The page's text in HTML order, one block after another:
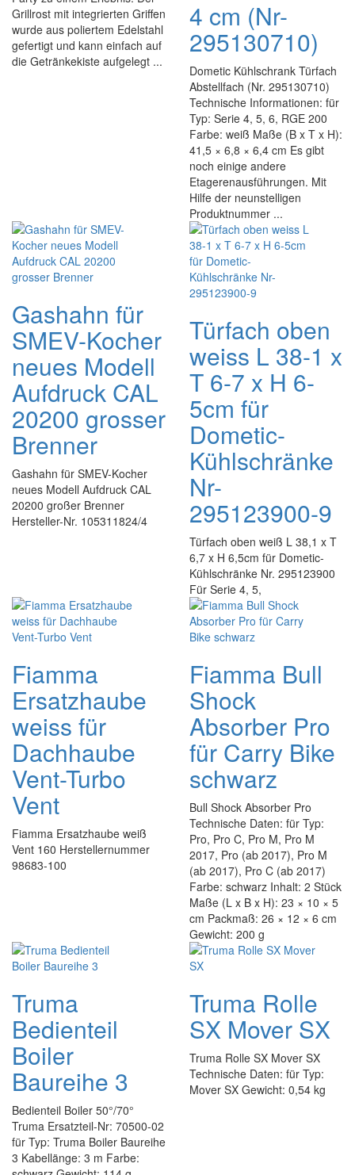
Grillrost mit integrierten Griffen
wurde aus poliertem Edelstahl
gefertigt und kann einfach auf
die Getränkekiste aufgelegt ...
4 cm (Nr-
295130710)
Dometic Kühlschrank Türfach
Abstellfach (Nr. 295130710)
Technische Informationen: für
Typ: Serie 4, 5, 6, RGE 200
Farbe: weiß Maße (B x T x H):
41,5 × 6,8 × 6,4 cm Es gibt
noch einige andere
Etagerenausführungen. Mit
Hilfe der neunstelligen
Produktnummer ...
Gashahn für
SMEV-Kocher
neues Modell
Aufdruck CAL
20200 grosser
Brenner
Gashahn für SMEV-Kocher
neues Modell Aufdruck CAL
20200 großer Brenner
Hersteller-Nr. 105311824/4
Türfach oben
weiss L 38-1 x
T 6-7 x H 6-
5cm für
Dometic-
Kühlschränke
Nr-
295123900-9
Türfach oben weiß L 38,1 x T
6,7 x H 6,5cm für Dometic-
Kühlschränke Nr. 295123900
Für Serie 4, 5,
Fiamma
Ersatzhaube
weiss für
Dachhaube
Vent-Turbo
Vent
Fiamma Ersatzhaube weiß
Vent 160 Herstellernummer
98683-100
Fiamma Bull
Shock
Absorber Pro
für Carry Bike
schwarz
Bull Shock Absorber Pro
Technische Daten: für Typ:
Pro, Pro C, Pro M, Pro M
2017, Pro (ab 2017), Pro M
(ab 2017), Pro C (ab 2017)
Farbe: schwarz Inhalt: 2 Stück
Maße (L x B x H): 23 × 10 × 5
cm Packmaß: 26 × 12 × 6 cm
Gewicht: 200 g
Truma
Bedienteil
Boiler
Baureihe 3
Bedienteil Boiler 50°/70°
Truma Ersatzteil-Nr: 70500-02
für Typ: Truma Boiler Baureihe
3 Kabellänge: 3 m Farbe:
Truma Rolle
SX Mover SX
Truma Rolle SX Mover SX
Technische Daten: für Typ:
Mover SX Gewicht: 0,54 kg